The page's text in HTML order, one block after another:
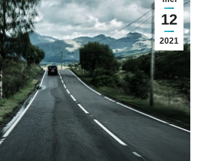
12
2021